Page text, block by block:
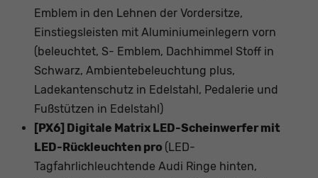
Emblem in den Lehnen der Vordersitze,
Einstiegsleisten mit Aluminiumeinlegern vorn
(beleuchtet, S- Emblem, Dachhimmel Stoff in
Schwarz, Ambientebeleuchtung plus,
Ladekantenschutz in Edelstahl, Pedalerie und
Fußstützen in Edelstahl)
[PX6] Digitale Matrix LED-Scheinwerfer mit
LED-Rückleuchten pro (LED-
Tagfahrlichleuchtende Audi Ringe hinten,